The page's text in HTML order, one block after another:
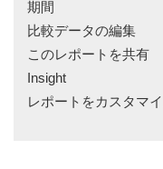
期間
比較データの編集
このレポートを共有
Insight
レポートをカスタマ